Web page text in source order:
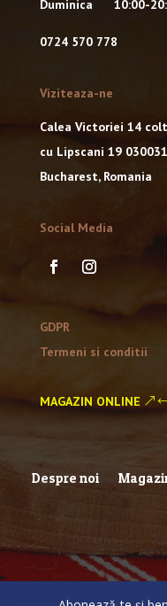
Duminica 10:00-
0724 570 778
Viziteaza-ne
Calea Victoriei 14 colt
cu Lipscani 19 030031
Bucharest, Romania
Social Media
GDPR
Termeni si conditii
MAGAZIN ONLINE
Despre noi